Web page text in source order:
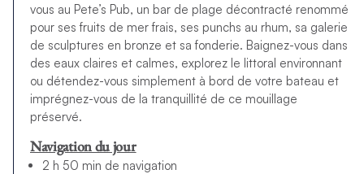
vous au Pete’s Pub, un bar de plage décontracté renommé
pour ses fruits de mer frais, ses punchs au rhum, sa galerie
de sculptures en bronze et sa fonderie. Baignez-vous dans
des eaux claires et calmes, explorez le littoral environnant
ou détendez-vous simplement à bord de votre bateau et
imprégnez-vous de la tranquillité de ce mouillage
préservé.
Navigation du jour
2 h 50 min de navigation